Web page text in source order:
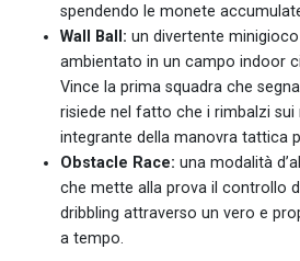
spendendo le monete
Wall Ball: un divertente
ambientato in un campo indoor
Vince la prima squadra che
risiede nel fatto che i rimbalzi
integrante della manovra tattica
Obstacle Race: una modalità
che mette alla prova il controllo
dribbling attraverso un vero e
a tempo.